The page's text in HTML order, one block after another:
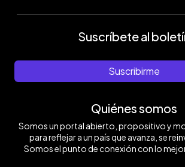
Suscríbete al
Suscribirme
Quiénes somos
Somos un portal abierto, propositivo y
para reflejar a un país que avanza, se
Somos el punto de conexión con lo mejor